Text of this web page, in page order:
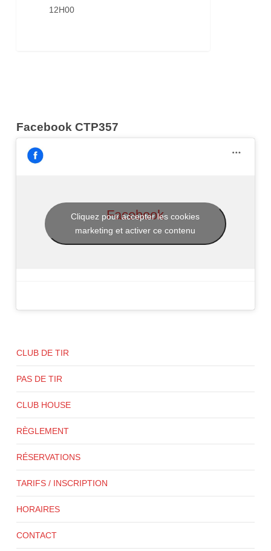
12H00
Facebook CTP357
Facebook
Cliquez pour accepter les cookies
marketing et activer ce contenu
CLUB DE TIR
PAS DE TIR
CLUB HOUSE
RÈGLEMENT
RÉSERVATIONS
TARIFS / INSCRIPTION
HORAIRES
CONTACT